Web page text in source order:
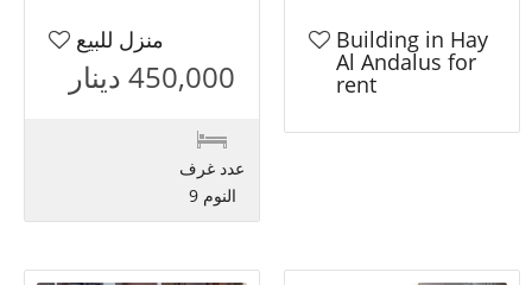
Building in Hay
Al Andalus for
rent
منزل للبيع
450,000 دينار
عدد غرف
النوم 9